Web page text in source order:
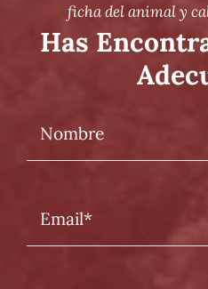
ficha del animal y
Has